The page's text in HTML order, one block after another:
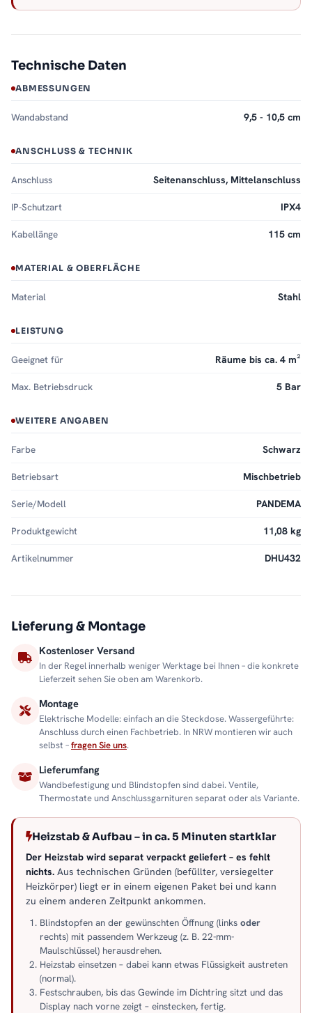
Technische Daten
ABMESSUNGEN
Wandabstand 9,5 - 10,5 cm
ANSCHLUSS & TECHNIK
Anschluss Seitenanschluss, Mittelanschluss
IP-Schutzart IPX4
Kabellänge 115 cm
MATERIAL & OBERFLÄCHE
Material Stahl
LEISTUNG
Geeignet für Räume bis ca. 4 m²
Max. Betriebsdruck 5 Bar
WEITERE ANGABEN
Farbe Schwarz
Betriebsart Mischbetrieb
Serie/Modell PANDEMA
Produktgewicht 11,08 kg
Artikelnummer DHU432
Lieferung & Montage
Kostenloser Versand
In der Regel innerhalb weniger Werktage bei Ihnen – die konkrete
Lieferzeit sehen Sie oben am Warenkorb.
Montage
Elektrische Modelle: einfach an die Steckdose. Wassergeführte:
Anschluss durch einen Fachbetrieb. In NRW montieren wir auch
selbst –fragen Sie uns.
Lieferumfang
Wandbefestigung und Blindstopfen sind dabei. Ventile,
Thermostate und Anschlussgarnituren separat oder als Variante.
Heizstab & Aufbau – in ca. 5 Minuten startklar
Der Heizstab wird separat verpackt geliefert – es fehlt
nichts. Aus technischen Gründen (befüllter, versiegelter
Heizkörper) liegt er in einem eigenen Paket bei und kann
zu einem anderen Zeitpunkt ankommen.
Blindstopfen an der gewünschten Öffnung (links oder
rechts) mit passendem Werkzeug (z. B. 22-mm-
Maulschlüssel) herausdrehen.
Heizstab einsetzen – dabei kann etwas Flüssigkeit austreten
(normal).
Festschrauben, bis das Gewinde im Dichtring sitzt und das
Display nach vorne zeigt – einstecken, fertig.